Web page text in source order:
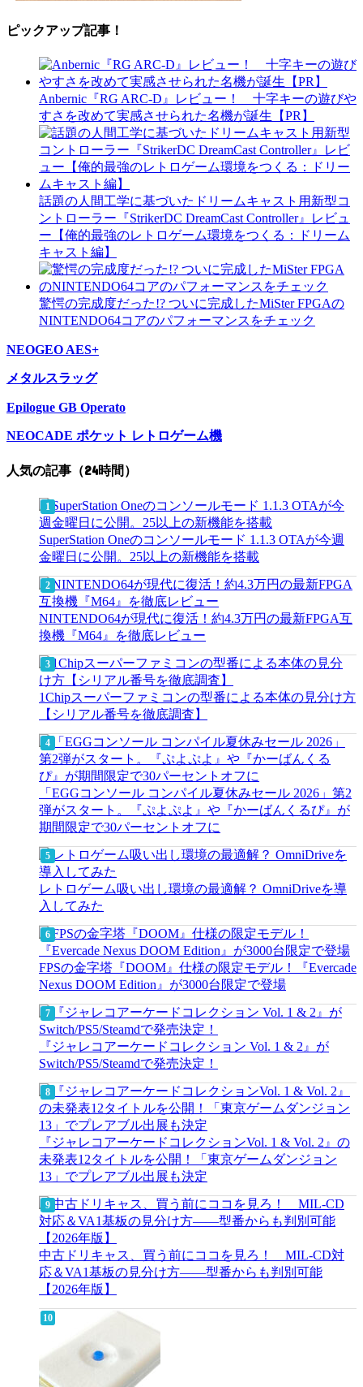
ピックアップ記事！
Anbernic『RG ARC-D』レビュー！ 十字キーの遊びや
すさを改めて実感させられた名機が誕生【PR】
話題の人間工学に基づいたドリームキャスト用新型コ
ントローラー『StrikerDC DreamCast Controller』レビュ
ー【俺的最強のレトロゲーム環境をつくる：ドリーム
キャスト編】
驚愕の完成度だった!? ついに完成したMiSter FPGAの
NINTENDO64コアのパフォーマンスをチェック
NEOGEO AES+
メタルスラッグ
Epilogue GB Operato
NEOCADE ポケット レトロゲーム機
人気の記事（24時間）
SuperStation Oneのコンソールモード 1.1.3 OTAが今週
金曜日に公開。25以上の新機能を搭載
NINTENDO64が現代に復活！約4.3万円の最新FPGA互
換機『M64』を徹底レビュー
1Chipスーパーファミコンの型番による本体の見分け方
【シリアル番号を徹底調査】
「EGGコンソール コンパイル夏休みセール 2026」第2
弾がスタート。『ぷよぷよ』や『かーばんくるぴ』が
期間限定で30パーセントオフに
レトロゲーム吸い出し環境の最適解？ OmniDriveを導
入してみた
FPSの金字塔『DOOM』仕様の限定モデル！『Evercade
Nexus DOOM Edition』が3000台限定で登場
『ジャレコアーケードコレクション Vol. 1 & 2』が
Switch/PS5/Steamdで発売決定！
『ジャレコアーケードコレクションVol. 1 & Vol. 2』の
未発表12タイトルを公開！「東京ゲームダンジョン
13」でプレアブル出展も決定
中古ドリキャス、買う前にココを見ろ！ MIL-CD対
応＆VA1基板の見分け方——型番からも判別可能
【2026年版】